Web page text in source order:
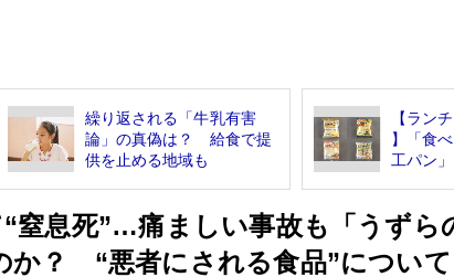
繰り返される「牛乳有害
論」の真偽は？ 給食で提
供を止める地域も
【ラン
】「食
工パン
窒息死”…痛ましい事故も「うずら
か？ “悪者にされる食品”について